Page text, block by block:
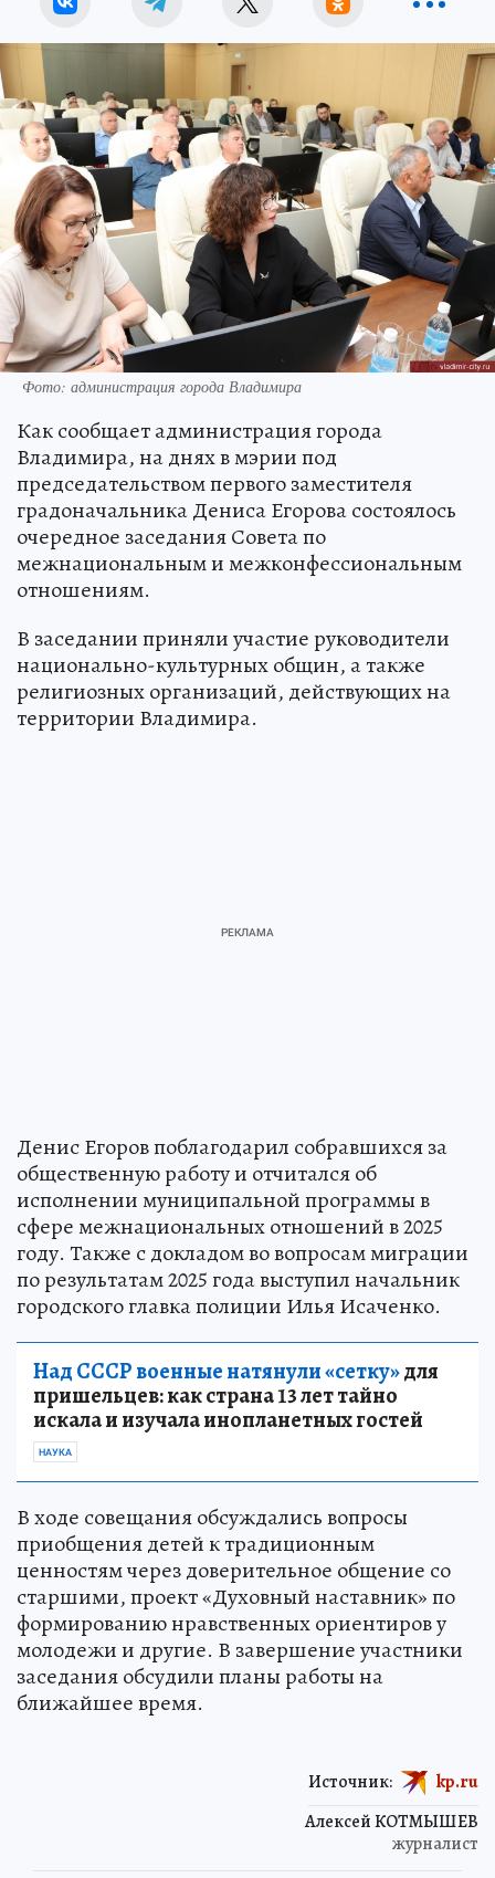
Фото: администрация города Владимира
Как сообщает администрация города
Владимира, на днях в мэрии под
председательством первого заместителя
градоначальника Дениса Егорова состоялось
очередное заседания Совета по
межнациональным и межконфессиональным
отношениям.
В заседании приняли участие руководители
национально-культурных общин, а также
религиозных организаций, действующих на
территории Владимира.
Денис Егоров поблагодарил собравшихся за
общественную работу и отчитался об
исполнении муниципальной программы в
сфере межнациональных отношений в 2025
году. Также с докладом во вопросам миграции
по результатам 2025 года выступил начальник
городского главка полиции Илья Исаченко.
Над СССР военные натянули «сетку»для
пришельцев: как страна 13 лет тайно
искала и изучала инопланетных гостей
НАУКА
В ходе совещания обсуждались вопросы
приобщения детей к традиционным
ценностям через доверительное общение со
старшими, проект «Духовный наставник» по
формированию нравственных ориентиров у
молодежи и другие. В завершение участники
заседания обсудили планы работы на
ближайшее время.
Алексей КОТМЫШЕВ
журналист
Источник: kp.ru